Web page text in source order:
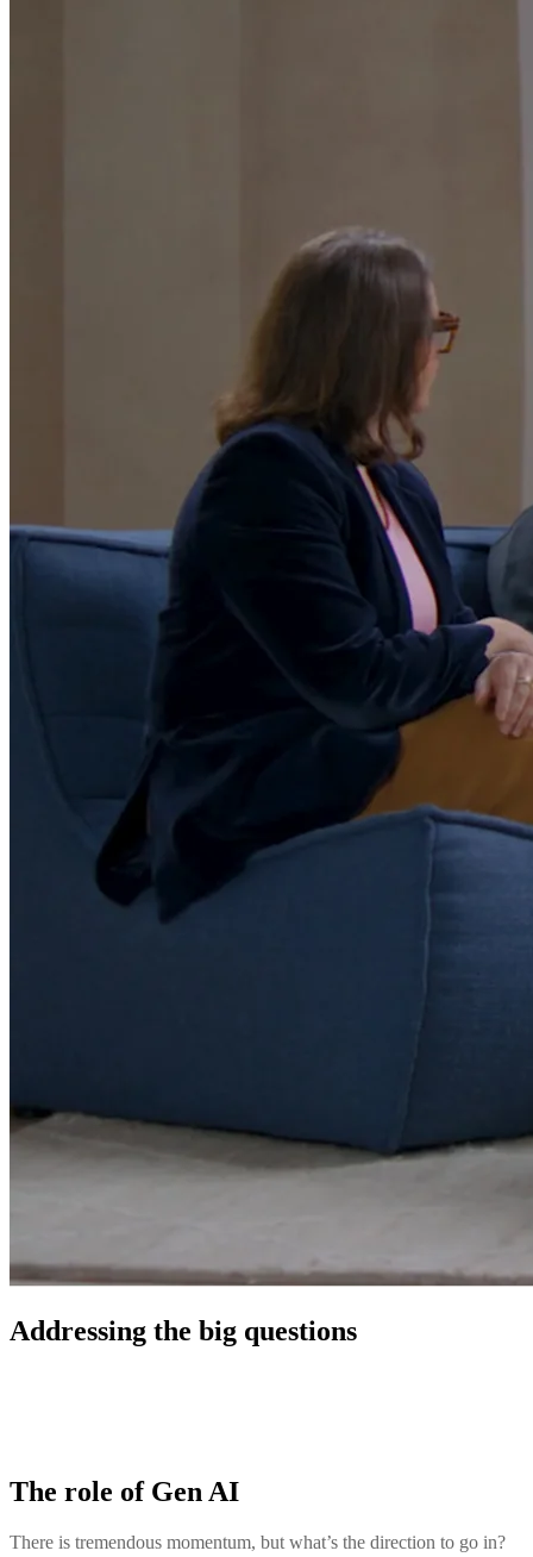
Addressing the big questions
The role of Gen AI
There is tremendous momentum, but what’s the direction to go in?